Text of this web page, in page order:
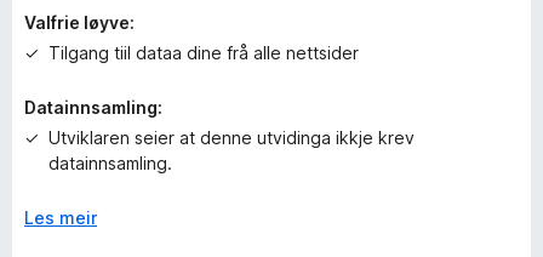
a
e
n
o
Valfrie løyve:
Tilgang tiil dataa dine frå alle nettsider
Datainnsamling:
Utviklaren seier at denne utvidinga ikkje krev
datainnsamling.
Les meir